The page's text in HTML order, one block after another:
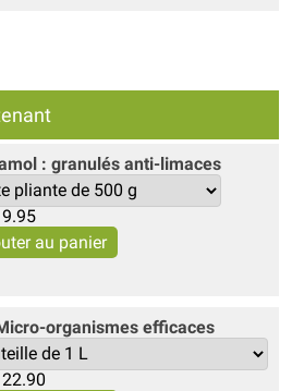
: granulés anti-limaces
9.95
organismes efficaces
22.90